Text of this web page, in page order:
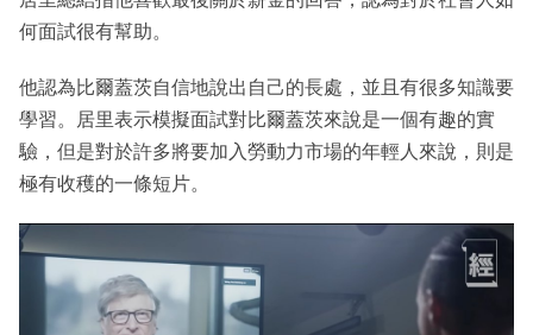
何面試很有幫助。
他認為比爾蓋茨自信地說出自己的長處，並且有很多知識要
學習。居里表示模擬面試對比爾蓋茨來說是一個有趣的實
驗，但是對於許多將要加入勞動力市場的年輕人來說，則是
極有收穫的一條短片。